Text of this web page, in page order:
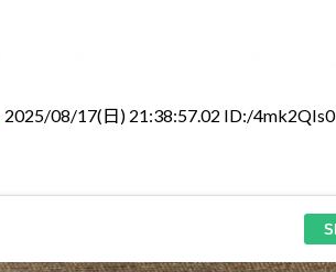
2025/08/17(日) 21:38:57.02 ID:/4mk2QIs0